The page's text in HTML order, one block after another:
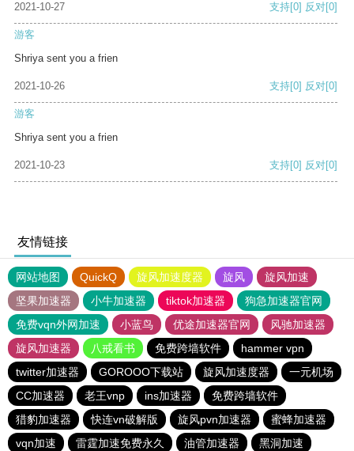
2021-10-27 支持[0] 反对[0]
游客
Shriya sent you a frien
2021-10-26 支持[0] 反对[0]
游客
Shriya sent you a frien
2021-10-23 支持[0] 反对[0]
友情链接
网站地图 QuickQ 旋风加速度器 旋风
旋风加速
坚果加速器
小牛加速器 tiktok加速器
狗急加速器官网
免费vqn外网加速
小蓝鸟 优途加速器官网
风驰加速器
旋风加速器
八戒看书 免费跨墙软件
hammer vpn
twitter加速器
GOROOO下载站 旋风加速度器
一元机场
CC加速器
老王vnp ins加速器
免费跨墙软件
猎豹加速器
快连vn破解版 旋风pvn加速器
蜜蜂加速器
vqn加速
雷霆加速免费永久 油管加速器 黑洞加速